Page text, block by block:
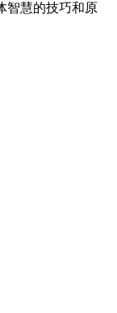
智慧的技巧和原